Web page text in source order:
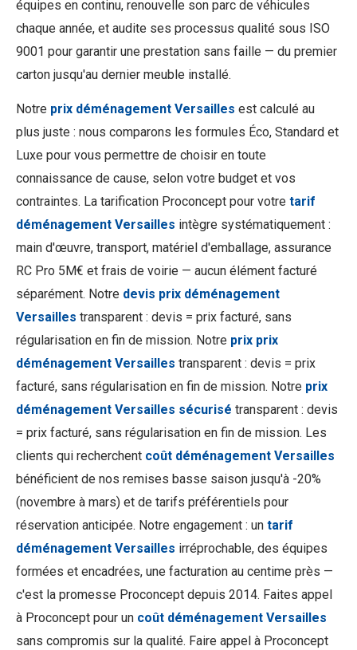
équipes en continu, renouvelle son parc de véhicules
chaque année, et audite ses processus qualité sous ISO
9001 pour garantir une prestation sans faille — du premier
carton jusqu'au dernier meuble installé.
Notre prix déménagement Versailles est calculé au
plus juste : nous comparons les formules Éco, Standard et
Luxe pour vous permettre de choisir en toute
connaissance de cause, selon votre budget et vos
contraintes. La tarification Proconcept pour votre tarif
déménagement Versailles intègre systématiquement :
main d'œuvre, transport, matériel d'emballage, assurance
RC Pro 5M€ et frais de voirie — aucun élément facturé
séparément. Notre devis prix déménagement
Versailles transparent : devis = prix facturé, sans
régularisation en fin de mission. Notre prix prix
déménagement Versailles transparent : devis = prix
facturé, sans régularisation en fin de mission. Notre prix
déménagement Versailles sécurisé transparent : devis
= prix facturé, sans régularisation en fin de mission. Les
clients qui recherchent coût déménagement Versailles
bénéficient de nos remises basse saison jusqu'à -20%
(novembre à mars) et de tarifs préférentiels pour
réservation anticipée. Notre engagement : un tarif
déménagement Versailles irréprochable, des équipes
formées et encadrées, une facturation au centime près —
c'est la promesse Proconcept depuis 2014. Faites appel
à Proconcept pour un coût déménagement Versailles
sans compromis sur la qualité. Faire appel à Proconcept